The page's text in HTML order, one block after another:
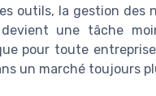
outils, la gestion des
une tâche
pour toute
un marché toujours